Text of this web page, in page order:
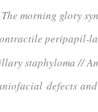
The morning glory
staphyloma //
defects